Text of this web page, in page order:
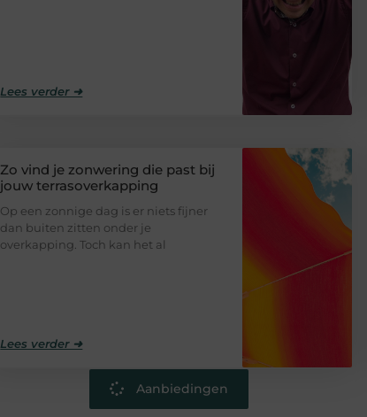
Lees verder ➜
Zo vind je zonwering die past bij
jouw terrasoverkapping
Op een zonnige dag is er niets fijner
dan buiten zitten onder je
overkapping. Toch kan het al
Lees verder ➜
Aanbiedingen